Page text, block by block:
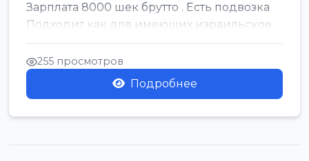
Зарплата 8000 шек брутто . Есть подвозка
Подходит как для имеющих израильское
г...
255 просмотров
Подробнее